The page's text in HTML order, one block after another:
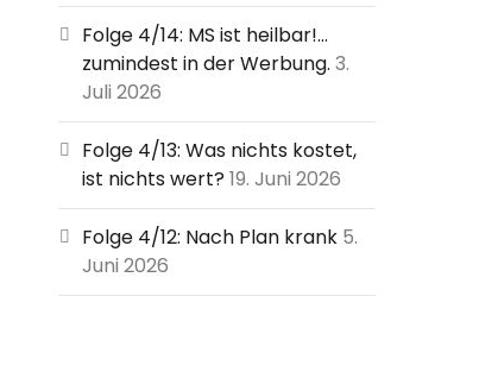
Folge 4/14: MS ist heilbar!…
zumindest in der Werbung. 3.
Juli 2026
Folge 4/13: Was nichts kostet,
ist nichts wert? 19. Juni 2026
Folge 4/12: Nach Plan krank 5.
Juni 2026